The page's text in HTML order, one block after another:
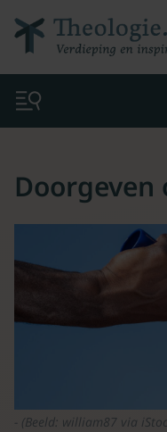
(Beeld: william87 via